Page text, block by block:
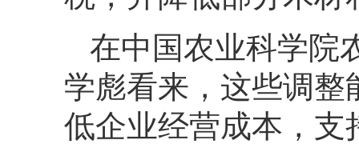
在中国农业科学院
学彪看来，这些调
低企业经营成本，支